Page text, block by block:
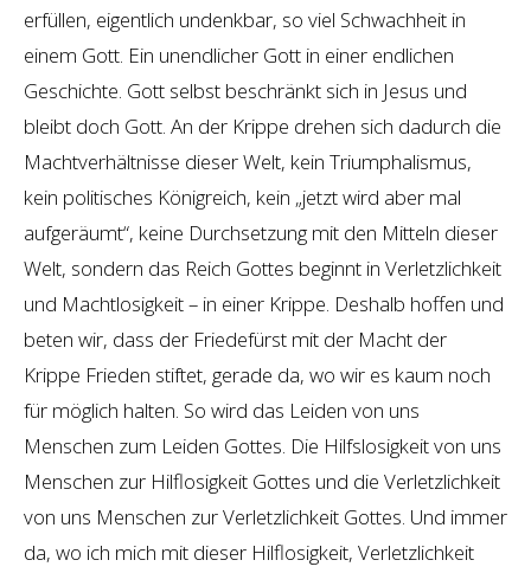
erfüllen, eigentlich undenkbar, so viel Schwachheit in
einem Gott. Ein unendlicher Gott in einer endlichen
Geschichte. Gott selbst beschränkt sich in Jesus und
bleibt doch Gott. An der Krippe drehen sich dadurch die
Machtverhältnisse dieser Welt, kein Triumphalismus,
kein politisches Königreich, kein „jetzt wird aber mal
aufgeräumt“, keine Durchsetzung mit den Mitteln dieser
Welt, sondern das Reich Gottes beginnt in Verletzlichkeit
und Machtlosigkeit – in einer Krippe. Deshalb hoffen und
beten wir, dass der Friedefürst mit der Macht der
Krippe Frieden stiftet, gerade da, wo wir es kaum noch
für möglich halten. So wird das Leiden von uns
Menschen zum Leiden Gottes. Die Hilfslosigkeit von uns
Menschen zur Hilflosigkeit Gottes und die Verletzlichkeit
von uns Menschen zur Verletzlichkeit Gottes. Und immer
da, wo ich mich mit dieser Hilflosigkeit, Verletzlichkeit